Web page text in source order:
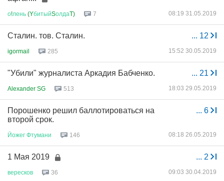
о!лень (YбитыйSолдаT) 7 08:19 31.05.2019
... 12
Сталин. тов. Сталин.
igormail 285 15:52 30.05.2019
... 21
"Убили" журналиста Аркадия Бабченко.
Alexander SG 513 18:03 29.05.2019
... 6
Порошенко решил баллотироваться на
второй срок.
Йожег Фтумани 146 08:18 26.05.2019
... 2
1 Мая 2019
вересков 36 09:03 30.04.2019